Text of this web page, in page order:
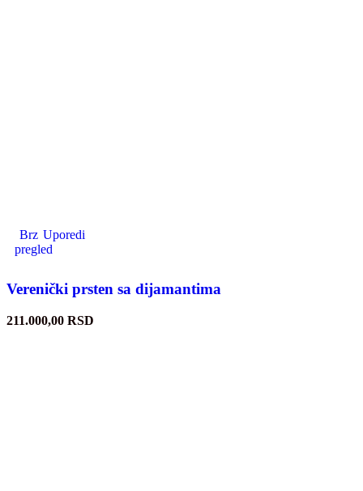
Brz
pregled
Uporedi
Verenički prsten sa dijamantima
211.000,00 RSD